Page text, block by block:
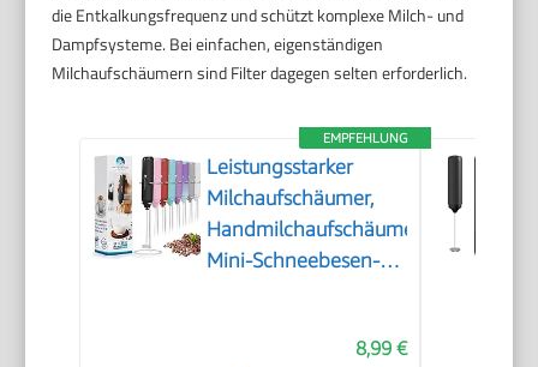
die Entkalkungsfrequenz und schützt komplexe Milch- und
Dampfsysteme. Bei einfachen, eigenständigen
Milchaufschäumern sind Filter dagegen selten erforderlich.
EMPFEHLUNG
Leistungsstarker
Milchaufschäumer,
Handmilchaufschäumer,
Mini-Schneebesen-
Latte, Matcha, heiße
8,99 €